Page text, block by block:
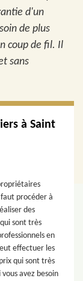
d'un
de plus
coup de fil. Il
sans
à Saint
procéder à
des
sont très
en
effectuer les
qui sont très
avez besoin